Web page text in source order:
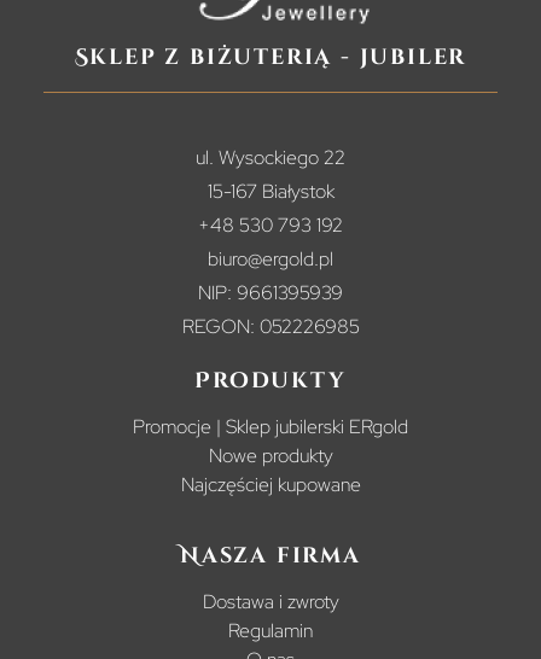
Sklep z biżuterią - jubiler
ul. Wysockiego 22
15-167 Białystok
+48 530 793 192
biuro@ergold.pl
NIP: 9661395939
REGON: 052226985
Produkty
Promocje | Sklep jubilerski ERgold
Nowe produkty
Najczęściej kupowane
Nasza firma
Dostawa i zwroty
Regulamin